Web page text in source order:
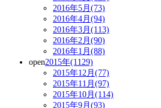
2016年5月(73)
2016年4月(94)
2016年3月(113)
2016年2月(90)
2016年1月(88)
open2015年(1129)
2015年12月(77)
2015年11月(97)
2015年10月(114)
2015年9月(93)